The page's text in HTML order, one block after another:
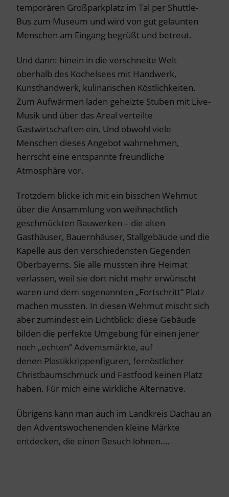
temporären Großparkplatz im Tal per Shuttle-
Bus zum Museum und wird von gut gelaunten
Menschen am Eingang begrüßt und betreut.
Und dann: hinein in die verschneite Welt
oberhalb des Kochelsees mit Handwerk,
Kunsthandwerk, kulinarischen Köstlichkeiten.
Zum Aufwärmen laden geheizte Stuben mit Live-
Musik und über das Areal verteilte
Gastwirtschaften ein. Und obwohl viele
Menschen dieses Angebot wahrnehmen,
herrscht eine entspannte freundliche
Atmosphäre vor.
Trotzdem blicke ich mit ein bisschen Wehmut
über die Ansammlung von weihnachtlich
geschmückten Bauwerken – die alten
Gasthäuser, Bauernhäuser, Stallgebäude und die
Kapelle aus den verschiedensten Gegenden
Oberbayerns. Sie alle mussten ihre Heimat
verlassen, weil sie dort nicht mehr erwünscht
waren und dem sogenannten „Fortschritt“ Platz
machen mussten. In diesen Wehmut mischt sich
aber zumindest ein Lichtblick: diese Gebäude
bilden die perfekte Umgebung für einen jener
noch „echten“ Adventsmärkte, auf
denen Plastikkrippenfiguren, fernöstlicher
Christbaumschmuck und Fastfood keinen Platz
haben. Für mich eine wirkliche Alternative.
Übrigens kann man auch im Landkreis Dachau an
den Adventswochenenden kleine Märkte
entdecken, die einen Besuch lohnen….